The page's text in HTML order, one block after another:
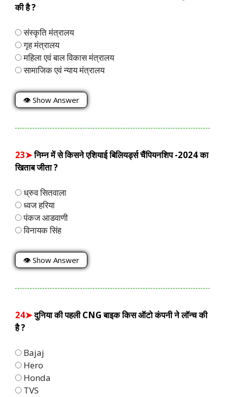
की है ?
संस्कृति मंत्रालय
गृह मंत्रालय
महिला एवं बाल विकास मंत्रालय
सामाजिक एवं न्याय मंत्रालय
👁 Show Answer
23➤निम्न में से किसने एशियाई बिलियर्ड्स चैंपियनशिप -2024 का
खिताब जीता ?
ध्रुव सितवाला
ध्वज हरिया
पंकज आडवाणी
विनायक सिंह
👁 Show Answer
24➤दुनिया की पहली CNG बाइक किस ऑटो कंपनी ने लॉन्च की
है ?
Bajaj
Hero
Honda
TVS